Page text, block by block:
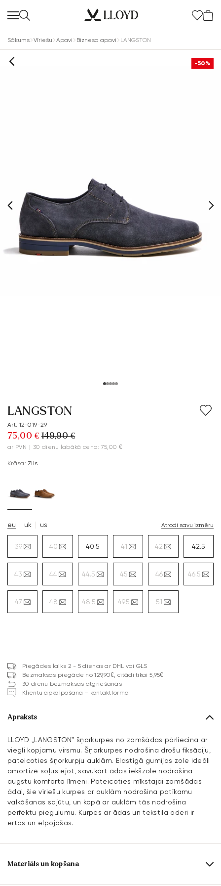
Sākums Vīriešu Apavi Biznesa apavi LANGSTON
-50%
LANGSTON
Art. 12-019-29
75,00 € 149,90 €
ar PVN | 30 dienu labākā cena: 75,00 €
Krāsa: Zils
eu uk us Atrodi savu izmēru
39 40 40.5 41 42 42.5
43 44 44.5 45 46 46.5
47 48 48.5 49.5 51
Piegādes laiks 2 - 5 dienas ar DHL vai GLS
Bezmaksas piegāde no 129,90€, citādi tikai 5,95€
30 dienu bezmaksas atgriešanās
Klientu apkalpošana – kontaktforma
Apraksts
LLOYD „LANGSTON” šņorkurpes no zamšādas pārliecina ar
viegli kopjamu virsmu. Šņorkurpes nodrošina drošu fiksāciju,
pateicoties šņorkurpju auklām. Elastīgā gumijas zole ideāli
amortizē soļus ejot, savukārt ādas iekšzole nodrošina
augstu komforta līmeni. Pateicoties mīkstajai zamšādas
ādai, šie vīriešu kurpes ar auklām nodrošina patīkamu
valkāšanas sajūtu, un kopā ar auklām tās nodrošina
perfektu piegulumu. Kurpes ar ādas un tekstila oderi ir
ērtas un elpojošas.
Materiāls un kopšana